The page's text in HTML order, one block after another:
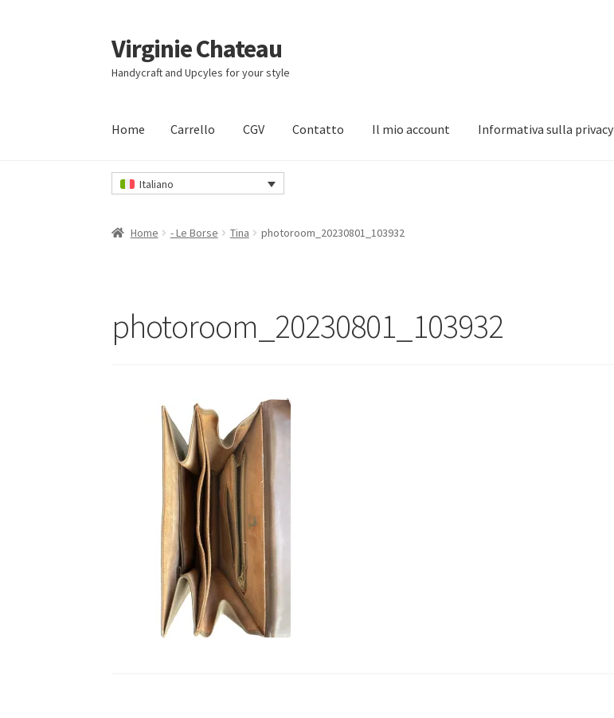
Vai
alla
navigazione
Vai
al
contenuto
Virginie Chateau
Handycraft and Upcyles for your style
Home Carrello CGV Contatto Il mio account Informativa sulla privacy
HomeCarrello ContattoIl mio account
Italiano
Home - Le Borse Tina photoroom_20230801_103932
photoroom_20230801_103932